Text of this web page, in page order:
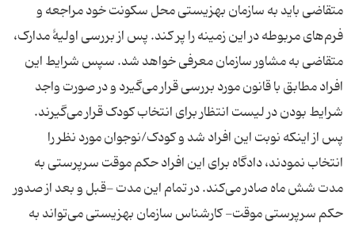
متقاضی باید به سازمان بهزیستی محل سکونت خود مراجعه و
فرم‌های مربوطه در این زمینه را پر کند. پس از بررسی اولیهٔ مدارک،
متقاضی به مشاور سازمان معرفی خواهد شد. سپس شرایط این
افراد مطابق با قانون مورد بررسی قرار می‌گیرد و در صورت واجد
شرایط بودن در لیست انتظار برای انتخاب کودک قرار می‌گیرند.
پس از اینکه نوبت این افراد شد و کودک/نوجوان مورد نظر را
انتخاب نمودند، دادگاه برای این افراد حکم موقت سرپرستی به
مدت شش ماه صادر می‌کند. در تمام این مدت‌ -قبل و بعد از صدور
حکم سرپرستی موقت- کارشناس سازمان بهزیستی می‌تواند به